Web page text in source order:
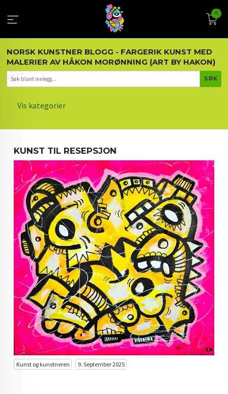
innholdet
0
NORSK KUNSTNER BLOGG - FARGERIK KUNST MED
MALERIER AV HÅKON MORØNNING (ART BY HAKON)
Vis kategorier
KUNST OG KUNSTNEREN
MALERIER BLOGG
ARTIKLER OM KUNST
INTERIØR OG KUNST
KUNST INVESTERING
KUNSTSTILER
FARGETEORI
KJØP KUNST TIL SALGS
POP ART
FARGERIK KUNST
MALERIER TIL SALGS
KUNST TIL RESEPSJON
Kunst og kunstneren 9. September 2025